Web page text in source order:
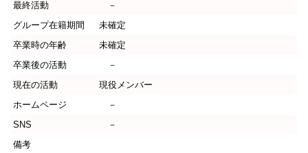
最終活動
－
グループ在籍期間
未確定
卒業時の年齢
未確定
卒業後の活動
－
現在の活動
現役メンバー
ホームページ
－
SNS
－
備考